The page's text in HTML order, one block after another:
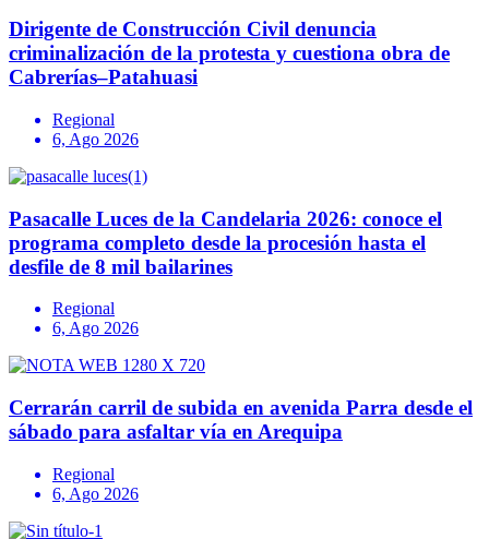
Dirigente de Construcción Civil denuncia
criminalización de la protesta y cuestiona obra de
Cabrerías–Patahuasi
Regional
6, Ago 2026
Pasacalle Luces de la Candelaria 2026: conoce el
programa completo desde la procesión hasta el
desfile de 8 mil bailarines
Regional
6, Ago 2026
Cerrarán carril de subida en avenida Parra desde el
sábado para asfaltar vía en Arequipa
Regional
6, Ago 2026